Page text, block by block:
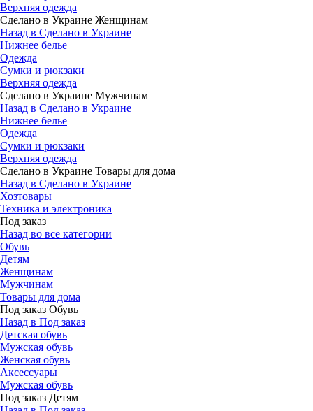
Верхняя одежда
Сделано в Украине Женщинам
Назад в Сделано в Украине
Нижнее белье
Одежда
Сумки и рюкзаки
Верхняя одежда
Сделано в Украине Мужчинам
Назад в Сделано в Украине
Нижнее белье
Одежда
Сумки и рюкзаки
Верхняя одежда
Сделано в Украине Товары для дома
Назад в Сделано в Украине
Хозтовары
Техника и электроника
Под заказ
Назад во все категории
Обувь
Детям
Женщинам
Мужчинам
Товары для дома
Под заказ Обувь
Назад в Под заказ
Детская обувь
Мужская обувь
Женская обувь
Аксессуары
Мужская обувь
Под заказ Детям